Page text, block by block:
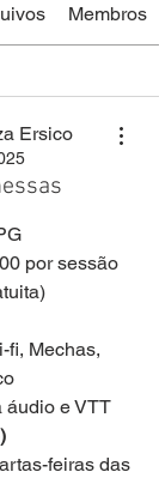
Membros
Ersico
por sessão
fi, Mechas,
áudio e VTT
feiras das